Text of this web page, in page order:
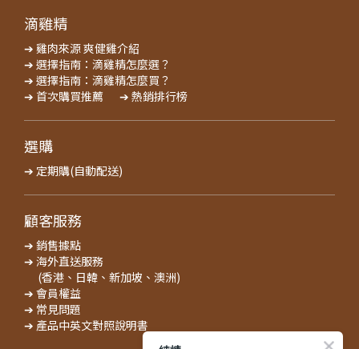
滴雞精
➔ 雞肉來源 爽健雞介紹
➔ 選擇指南：滴雞精怎麼選？
➔ 選擇指南：滴雞精怎麼買？
➔ 首次購買推薦
➔ 熱銷排行榜
選購
➔ 定期購(自動配送)
顧客服務
➔ 銷售據點
➔ 海外直送服務
(香港、日韓、新加坡、澳洲)
➔ 會員權益
➔ 常見問題
➔ 產品中英文對照說明書